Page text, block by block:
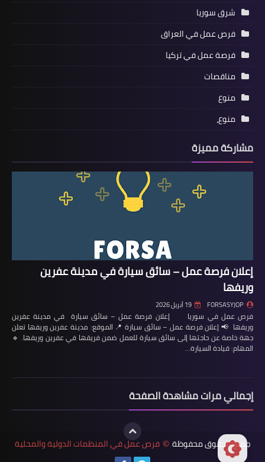
شرق سوريا
فرص عمل في العراق
فرصة عمل في تركيا
مناقصات
منوع
منوع،
مشاركة مميزة
إعلان فرصة عمل – سائق سيارة في مدينة عفرين
وريفها
FORSASYJOP 19 أبريل 2026
فرص عمل في سوريا إعلان فرصة عمل – سائق سيارة في مدينة عفرين
وريفها 📢 إعلان فرصة عمل – سائق سيارة 📍 الموقع: مدينة عفرين وريفها تعلن
جهة خاصة عن حاجتها إلى سائق سيارة للعمل ضمن فريقها في عفرين وريفها. 🔹
المهام: قيادة السيارة…
إجمالي مرات مشاهدة الصفحة
جميع الحقوق محفوظة © فرص عمل في المنظمات الدولية والمحلية